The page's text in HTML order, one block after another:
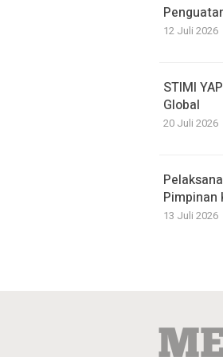
12 Juli 2026
STIMI
Global
20 Juli 2026
Pimpinan
13 Juli 2026